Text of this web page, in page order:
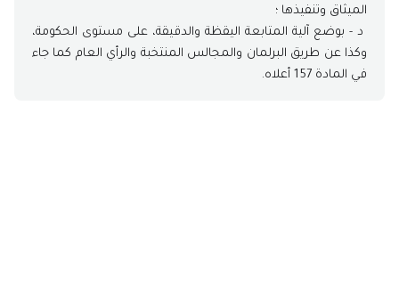
الميثاق وتنفيذها ؛
د - بوضع آلية المتابعة اليقظة والدقيقة، على مستوى الحكومة،
وكذا عن طريق البرلمان والمجالس المنتخبة والرأي العام كما جاء
في المادة 157 أعلاه.